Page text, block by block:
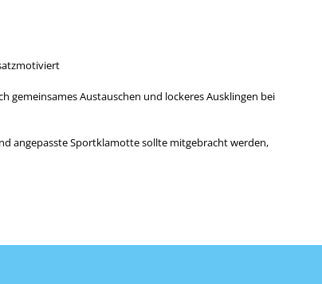
gemeinsames Austauschen und lockeres Ausklingen bei
angepasste Sportklamotte sollte mitgebracht werden,